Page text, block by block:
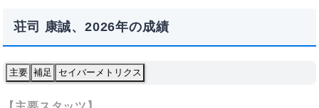
荘司 康誠、2026年の成績
主要 補足 セイバーメトリクス